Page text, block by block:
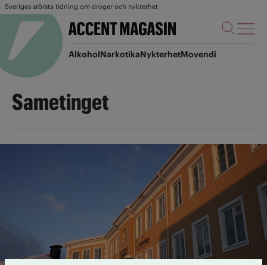
Sveriges största tidning om droger och nykterhet
AlkoholNarkotikaNykterhetMovendi
Sametinget